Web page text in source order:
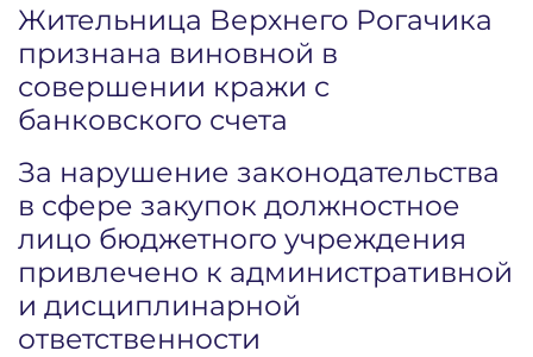
Жительница Верхнего Рогачика
признана виновной в
совершении кражи с
банковского счета
За нарушение законодательства
в сфере закупок должностное
лицо бюджетного учреждения
привлечено к административной
и дисциплинарной
ответственности